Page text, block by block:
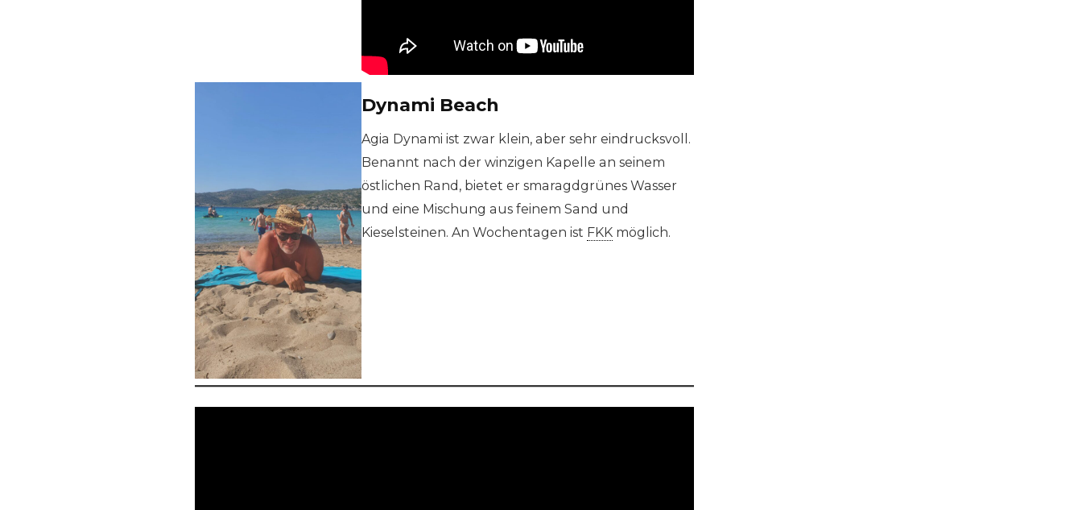
Dynami Beach
Agia Dynami ist zwar klein, aber sehr eindrucksvoll.
Benannt nach der winzigen Kapelle an seinem
östlichen Rand, bietet er smaragdgrünes Wasser
und eine Mischung aus feinem Sand und
Kieselsteinen. An Wochentagen ist FKKmöglich.